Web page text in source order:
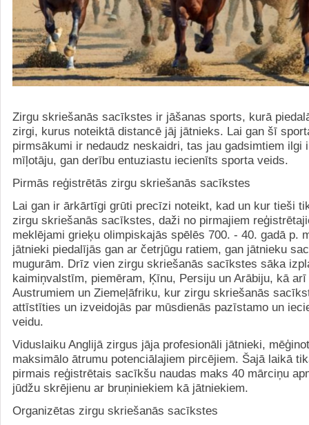
Zirgu skriešanās sacīkstes ir jāšanas sports, kurā
zirgi, kurus noteiktā distancē jāj jātnieks. Lai gan šī
pirmsākumi ir nedaudz neskaidri, tas jau gadsimtiem ilgi
mīļotāju, gan derību entuziastu iecienīts sporta veids.
Pirmās reģistrētās zirgu skriešanās sacīkstes
Lai gan ir ārkārtīgi grūti precīzi noteikt, kad un kur tieši
zirgu skriešanās sacīkstes, daži no pirmajiem
meklējami grieķu olimpiskajās spēlēs 700. - 40. gadā p.
jātnieki piedalījās gan ar četrjūgu ratiem, gan jātnieku
mugurām. Drīz vien zirgu skriešanās sacīkstes sāka
kaimiņvalstīm, piemēram, Ķīnu, Persiju un Arābiju, kā arī
Austrumiem un Ziemeļāfriku, kur zirgu skriešanās
attīstīties un izveidojās par mūsdienās pazīstamo un
veidu.
Viduslaiku Anglijā zirgus jāja profesionāli jātnieki,
maksimālo ātrumu potenciālajiem pircējiem. Šajā laikā
pirmais reģistrētais sacīkšu naudas maks 40 mārciņu
jūdžu skrējienu ar bruņiniekiem kā jātniekiem.
Organizētas zirgu skriešanās sacīkstes